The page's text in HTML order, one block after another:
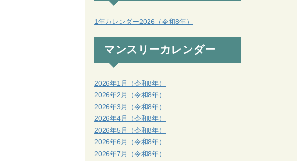
1年カレンダー2026（令和8年）
マンスリーカレンダー
2026年1月（令和8年）
2026年2月（令和8年）
2026年3月（令和8年）
2026年4月（令和8年）
2026年5月（令和8年）
2026年6月（令和8年）
2026年7月（令和8年）